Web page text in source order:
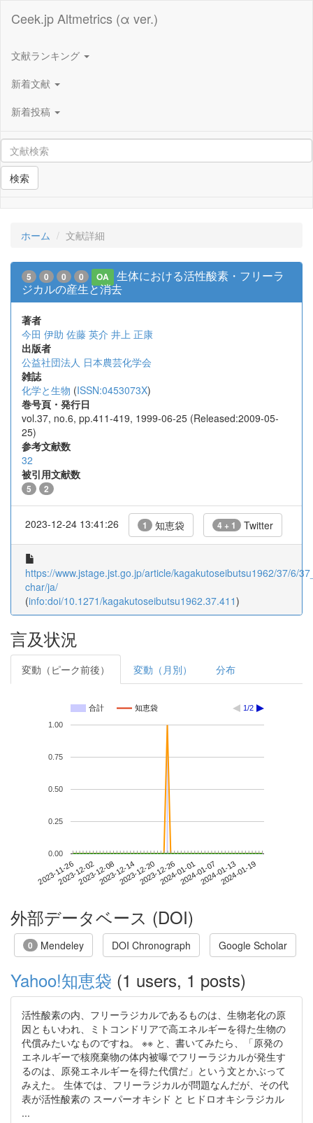
Ceek.jp Altmetrics (α ver.)
文献ランキング
新着文献
新着投稿
検索
ホーム 文献詳細
5 0 0 0 OA
生体における活性酸素・フリーラ
ジカルの産生と消去
著者
今田 伊助 佐藤 英介 井上 正康
出版者
公益社団法人 日本農芸化学会
雑誌
化学と生物 (ISSN:0453073X)
巻号頁・発行日
vol.37, no.6, pp.411-419, 1999-06-25 (Released:2009-05-
25)
参考文献数
32
被引用文献数
5 2
2023-12-24 13:41:26 1 知恵袋 4 + 1 Twitter
https://www.jstage.jst.go.jp/article/kagakutoseibutsu1962/37/6/
char/ja/
(info:doi/10.1271/kagakutoseibutsu1962.37.411)
言及状況
変動（ピーク前後） 変動（月別） 分布
合計 知恵袋 1/2
2023-11-262023-12-022023-12-082023-12-142023-12-202023-12-262024-01-012024-01-072024-01-132024-01-19
0.00
0.25
0.50
0.75
1.00
外部データベース (DOI)
0 Mendeley DOI Chronograph Google Scholar
Yahoo!知恵袋 (1 users, 1 posts)
活性酸素の内、フリーラジカルであるものは、生物老化の原
因ともいわれ、ミトコンドリアで高エネルギーを得た生物の
代償みたいなものですね。 ※※ と、書いてみたら、「原発の
エネルギーで核廃棄物の体内被曝でフリーラジカルが発生す
るのは、原発エネルギーを得た代償だ」という文とかぶって
みえた。 生体では、フリーラジカルが問題なんだが、その代
表が活性酸素の スーパーオキシド と ヒドロオキシラジカル
...